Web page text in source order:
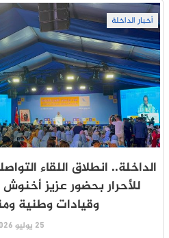
أخبار الداخلة
الداخلة.. انطلاق اللقاء
للأحرار بحضور عزيز
وقيادات وطنية
25 يوليو 2026